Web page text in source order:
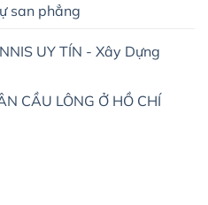
san phẳng
UY TÍN - Xây Dựng
CẦU LÔNG Ở HỒ CHÍ